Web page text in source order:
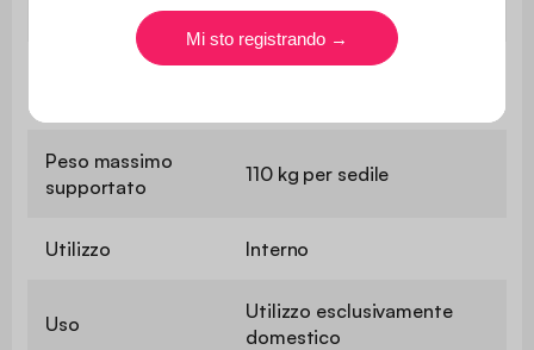
Larghezza del
Peso massimo
supportato
110 kg per sedile
Utilizzo Interno
Uso
Utilizzo esclusivamente
domestico